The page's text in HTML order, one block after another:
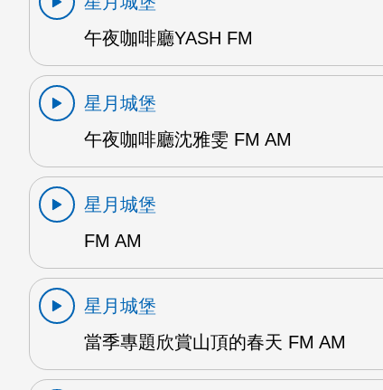
午夜咖啡廳YASH FM
星月城堡
午夜咖啡廳沈雅雯 FM AM
星月城堡
FM AM
星月城堡
當季專題欣賞山頂的春天 FM AM